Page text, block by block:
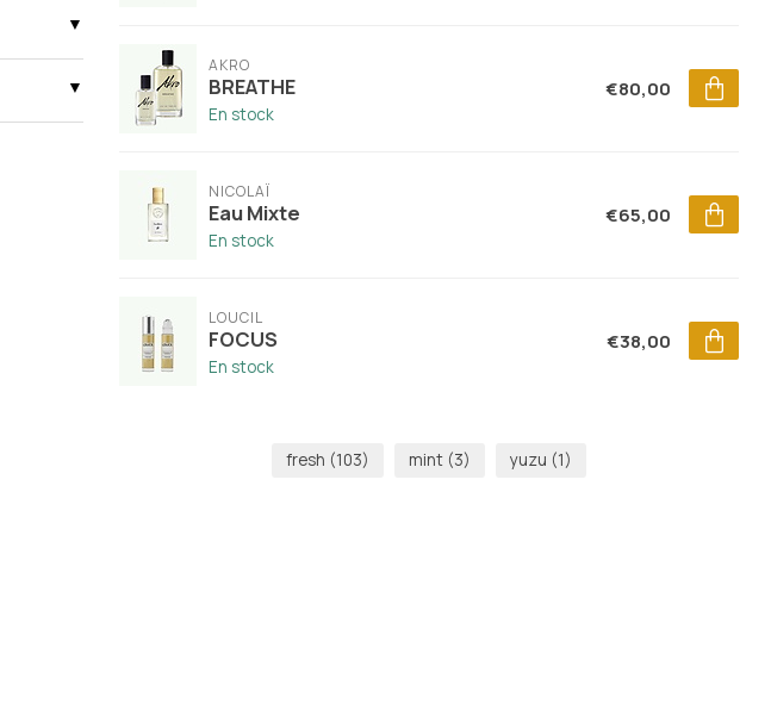
AKRO
BREATHE
En stock
€80,00
NICOLAÏ
Eau Mixte
En stock
€65,00
LOUCIL
FOCUS
En stock
€38,00
fresh (103) mint (3) yuzu (1)